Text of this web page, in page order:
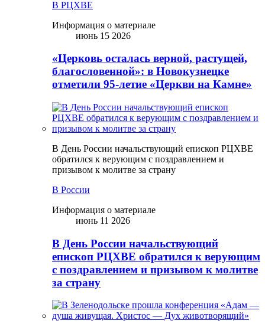
В РЦХВЕ
Информация о материале
июнь 15 2026
«Церковь осталась верной, растущей,
благословенной»: в Новокузнецке
отметили 95-летие «Церкви на Камне»
В День России начальствующий епископ РЦХВЕ
обратился к верующим с поздравлением и
призывом к молитве за страну
В России
Информация о материале
июнь 11 2026
В День России начальствующий
епископ РЦХВЕ обратился к верующим
с поздравлением и призывом к молитве
за страну